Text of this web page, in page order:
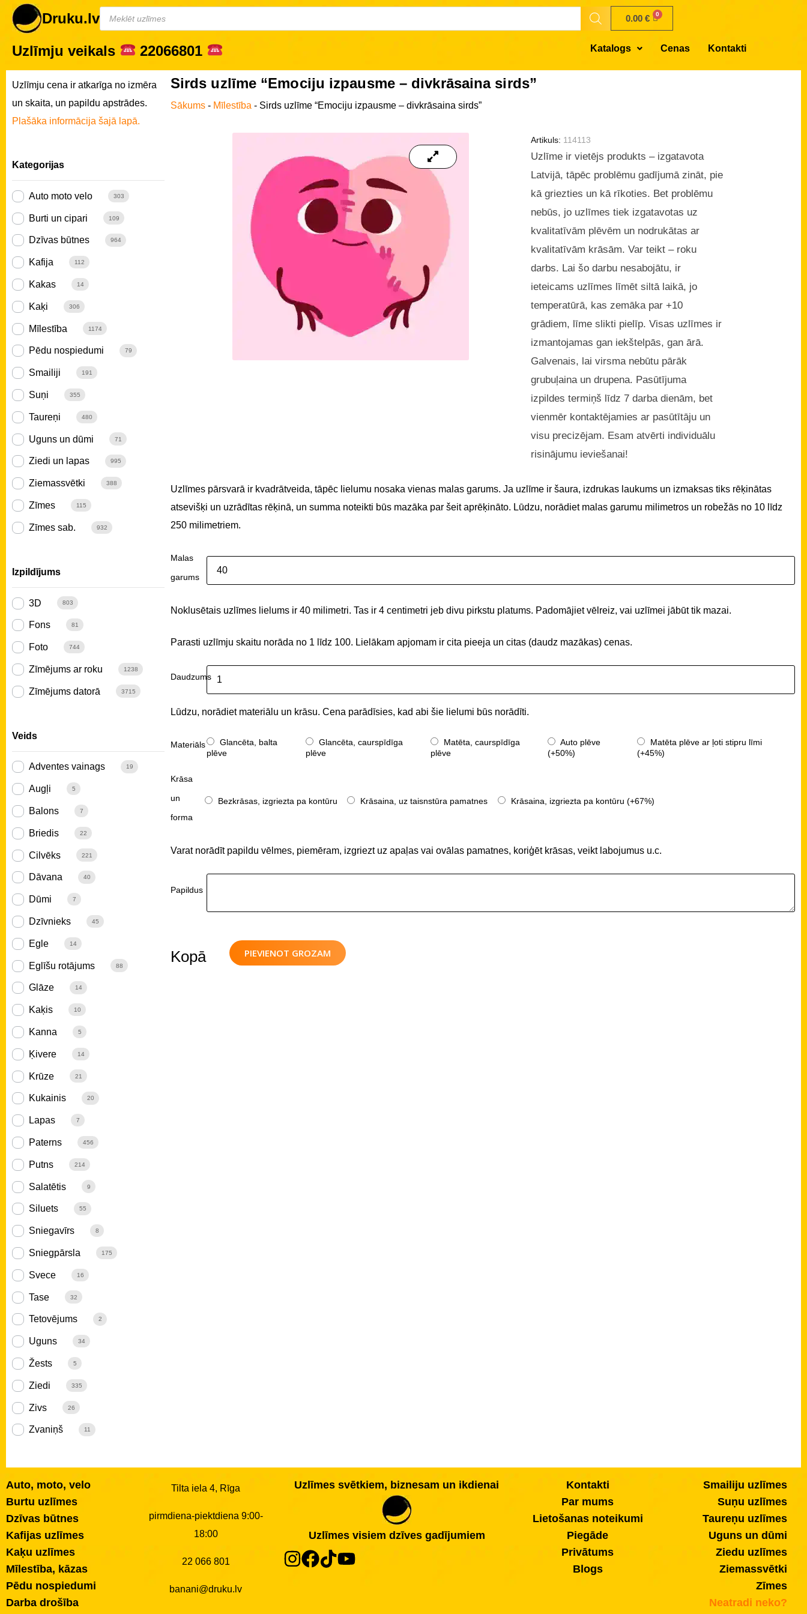
Druku.lv 0.00€
Uzlīmju veikals 22066801 Katalogs Cenas Kontakti
Uzlīmju cena ir atkarīga no izmēra
un skaita, un papildu apstrādes.
Plašāka informācija šajā lapā.
Kategorijas
Auto moto velo 303
Burti un cipari 109
Dzīvas būtnes 964
Kafija 112
Kakas 14
Kaķi 306
Mīlestība 1174
Pēdu nospiedumi 79
Smailiji 191
Suņi 355
Taureņi 480
Uguns un dūmi 71
Ziedi un lapas 995
Ziemassvētki 388
Zīmes 115
Zīmes sab. 932
Izpildījums
3D 803
Fons 81
Foto 744
Zīmējums ar roku 1238
Zīmējums datorā 3715
Veids
Adventes vainags 19
Augļi 5
Balons 7
Briedis 22
Cilvēks 221
Dāvana 40
Dūmi 7
Dzīvnieks 45
Egle 14
Eglīšu rotājums 88
Glāze 14
Kaķis 10
Kanna 5
Ķivere 14
Krūze 21
Kukainis 20
Lapas 7
Paterns 456
Putns 214
Salatētis 9
Siluets 55
Sniegavīrs 8
Sniegpārsla 175
Svece 16
Tase 32
Tetovējums 2
Uguns 34
Žests 5
Ziedi 335
Zivs 26
Zvaniņš 11
Sirds uzlīme “Emociju izpausme – divkrāsaina sirds”
Sākums- Mīlestība - Sirds uzlīme “Emociju izpausme – divkrāsaina sirds”
Artikuls: 114113
Uzlīme ir vietējs produkts – izgatavota
Latvijā, tāpēc problēmu gadījumā zināt, pie
kā griezties un kā rīkoties. Bet problēmu
nebūs, jo uzlīmes tiek izgatavotas uz
kvalitatīvām plēvēm un nodrukātas ar
kvalitatīvām krāsām. Var teikt – roku
darbs. Lai šo darbu nesabojātu, ir
ieteicams uzlīmes līmēt siltā laikā, jo
temperatūrā, kas zemāka par +10
grādiem, līme slikti pielīp. Visas uzlīmes ir
izmantojamas gan iekštelpās, gan ārā.
Galvenais, lai virsma nebūtu pārāk
grubuļaina un drupena. Pasūtījuma
izpildes termiņš līdz 7 darba dienām, bet
vienmēr kontaktējamies ar pasūtītāju un
visu precizējam. Esam atvērti individuālu
risinājumu ieviešanai!
Uzlīmes pārsvarā ir kvadrātveida, tāpēc lielumu nosaka vienas malas garums. Ja uzlīme ir šaura, izdrukas laukums un izmaksas tiks rēķinātas
atsevišķi un uzrādītas rēķinā, un summa noteikti būs mazāka par šeit aprēķināto. Lūdzu, norādiet malas garumu milimetros un robežās no 10 līdz
250 milimetriem.
Malas
garums
Noklusētais uzlīmes lielums ir 40 milimetri. Tas ir 4 centimetri jeb divu pirkstu platums. Padomājiet vēlreiz, vai uzlīmei jābūt tik mazai.
Parasti uzlīmju skaitu norāda no 1 līdz 100. Lielākam apjomam ir cita pieeja un citas (daudz mazākas) cenas.
Daudzums
Lūdzu, norādiet materiālu un krāsu. Cena parādīsies, kad abi šie lielumi būs norādīti.
Materiāls
Glancēta, balta
plēve
Glancēta, caurspīdīga
plēve
Matēta, caurspīdīga
plēve
Auto plēve
(+50%)
Matēta plēve ar ļoti stipru līmi
(+45%)
Krāsa
un
forma
Bezkrāsas, izgriezta pa kontūru Krāsaina, uz taisnstūra pamatnes Krāsaina, izgriezta pa kontūru (+67%)
Varat norādīt papildu vēlmes, piemēram, izgriezt uz apaļas vai ovālas pamatnes, koriģēt krāsas, veikt labojumus u.c.
Papildus
PIEVIENOT GROZAM
Kopā
Auto, moto, velo
Burtu uzlīmes
Dzīvas būtnes
Kafijas uzlīmes
Kaķu uzlīmes
Mīlestība, kāzas
Pēdu nospiedumi
Darba drošība
Tilta iela 4, Rīga
pirmdiena-piektdiena 9:00-
18:00
22 066 801
banani@druku.lv
Uzlīmes svētkiem, biznesam un ikdienai
Uzlīmes visiem dzīves gadījumiem
Kontakti
Par mums
Lietošanas noteikumi
Piegāde
Privātums
Blogs
Smailiju uzlīmes
Suņu uzlīmes
Taureņu uzlīmes
Uguns un dūmi
Ziedu uzlīmes
Ziemassvētki
Zīmes
Neatradi neko?